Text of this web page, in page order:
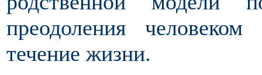
преодоления
течение жизни.